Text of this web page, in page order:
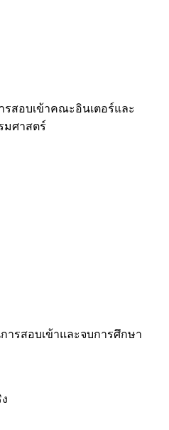
รสอบเข้าคณะอินเตอร์และ
ศาสตร์
ารสอบเข้าและจบการศึกษา